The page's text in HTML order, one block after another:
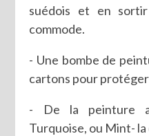
suédois et en
commode.
- Une bombe de
cartons pour
- De la peinture
Turquoise, ou Mint- la